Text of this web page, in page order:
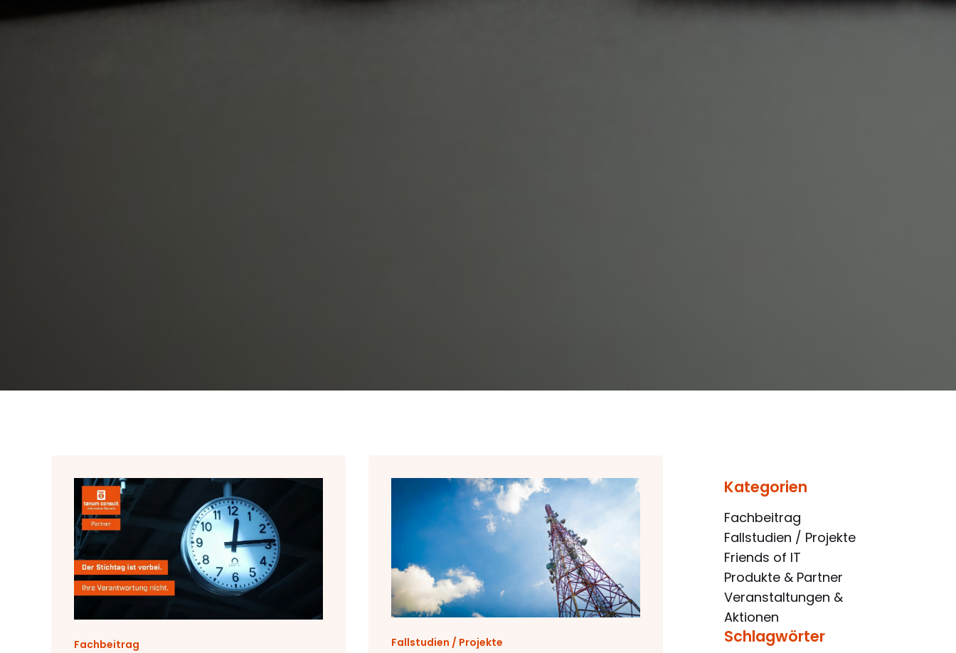
Fachbeitrag Fallstudien / Projekte
Kategorien
Fachbeitrag
Fallstudien / Projekte
Friends of IT
Produkte & Partner
Veranstaltungen &
Aktionen
Schlagwörter